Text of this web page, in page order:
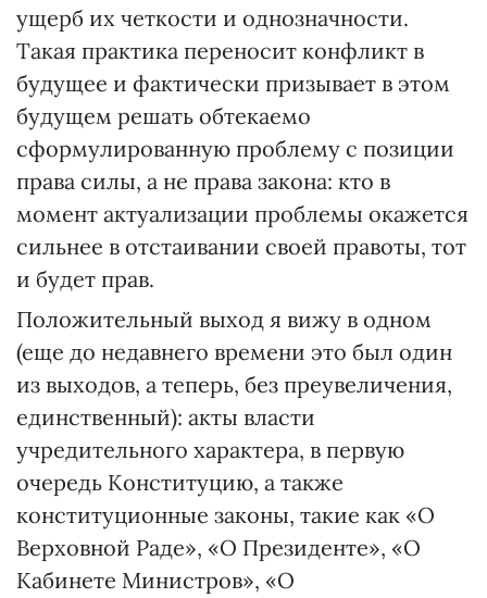
ущерб их четкости и однозначности.
Такая практика переносит конфликт в
будущее и фактически призывает в этом
будущем решать обтекаемо
сформулированную проблему с позиции
права силы, а не права закона: кто в
момент актуализации проблемы окажется
сильнее в отстаивании своей правоты, тот
и будет прав.
Положительный выход я вижу в одном
(еще до недавнего времени это был один
из выходов, а теперь, без преувеличения,
единственный): акты власти
учредительного характера, в первую
очередь Конституцию, а также
конституционные законы, такие как «О
Верховной Раде», «О Президенте», «О
Кабинете Министров», «О